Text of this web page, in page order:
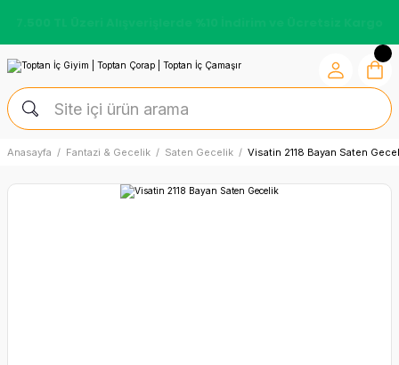
Anasayfa Fantazi & Gecelik Saten Gecelik Visatin 2118 Bayan Saten